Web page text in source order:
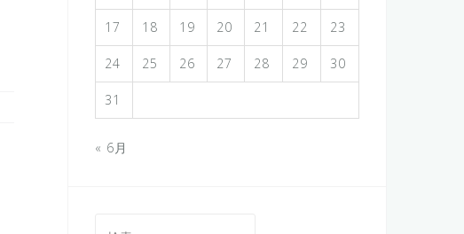
17 18 19 20 21 22 23
24 25 26 27 28 29 30
31
« 6月